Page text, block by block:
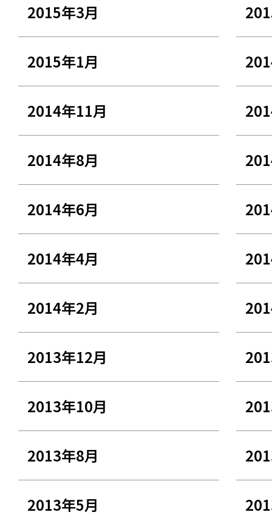
2015年3月
2015年1月
2014年11月
2014年8月
2014年6月
2014年4月
2014年2月
2013年12月
2013年10月
2013年8月
2013年5月